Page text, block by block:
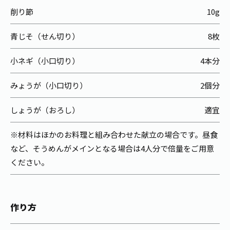
削り節 10g
青じそ（せん切り） 8枚
小ネギ（小口切り） 4本分
みょうが（小口切り） 2個分
しょうが（おろし） 適宜
※材料はほかのお料理と組み合わせた献立の場合です。昼食
など、そうめんがメインとなる場合は4人分で倍量をご用意
ください。
作り方